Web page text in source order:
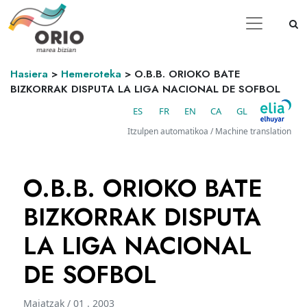
Hasiera > Hemeroteka > O.B.B. ORIOKO BATE
BIZKORRAK DISPUTA LA LIGA NACIONAL DE SOFBOL
ES FR EN CA GL
Itzulpen automatikoa / Machine translation
O.B.B. ORIOKO BATE
BIZKORRAK DISPUTA
LA LIGA NACIONAL
DE SOFBOL
Maiatzak / 01 . 2003